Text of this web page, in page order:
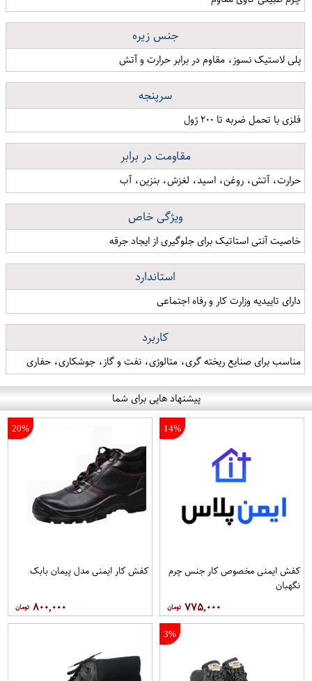
جنس زیره
پلی لاستیک نسوز، مقاوم در برابر حرارت و آتش
سرپنجه
فلزی با تحمل ضربه تا ۲۰۰ ژول
مقاومت در برابر
حرارت، آتش، روغن، اسید، لغزش، بنزین، آب
ویژگی خاص
خاصیت آنتی استاتیک برای جلوگیری از ایجاد جرقه
استاندارد
دارای تاییدیه وزارت کار و رفاه اجتماعی
کاربرد
مناسب برای صنایع ریخته گری، متالوژی، نفت و گاز، جوشکاری، حفاری
پیشنهاد هایی برای شما
14%
کفش ایمنی مخصوص کار جنس چرم
نگهبان
۷۷۵,۰۰۰
20%
کفش کار ایمنی مدل پیمان بابک
۸۰۰,۰۰۰
3%